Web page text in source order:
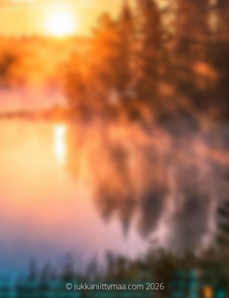
© jukkaniittymaa.com 2026